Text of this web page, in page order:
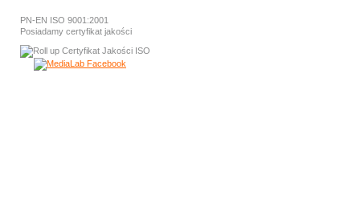
PN-EN ISO 9001:2001
Posiadamy certyfikat jakości